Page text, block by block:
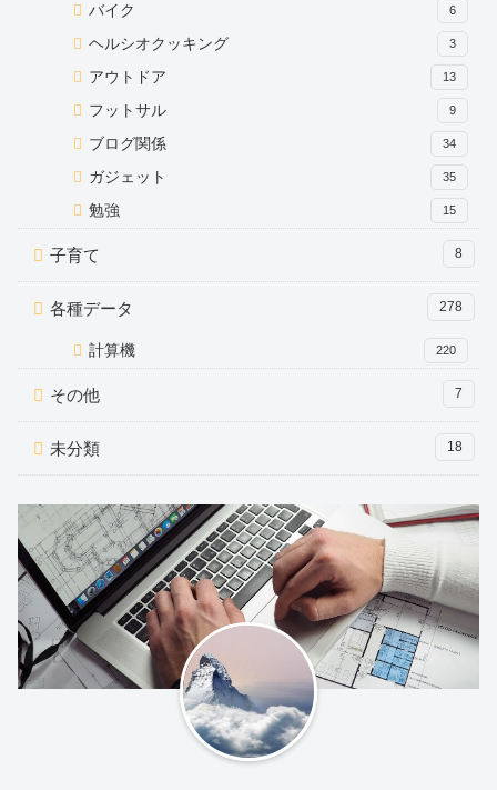
バイク 6
ヘルシオクッキング 3
アウトドア 13
フットサル 9
ブログ関係 34
ガジェット 35
勉強 15
子育て 8
各種データ 278
計算機 220
その他 7
未分類 18